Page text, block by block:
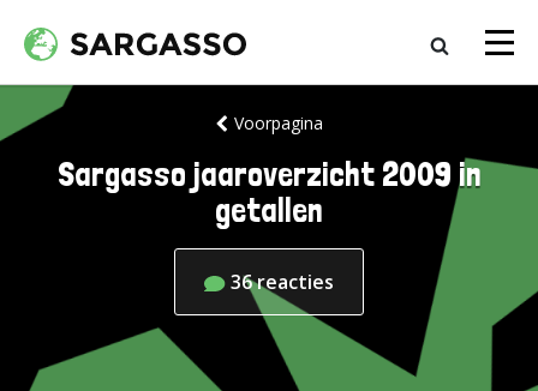
Voorpagina
Sargasso jaaroverzicht 2009 in
getallen
36reacties